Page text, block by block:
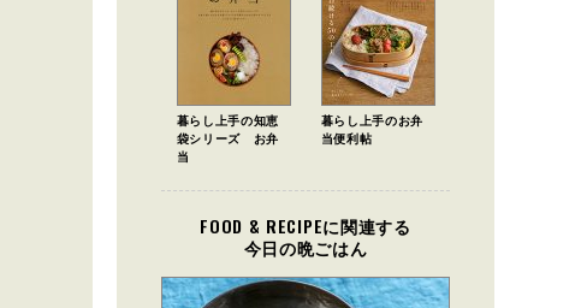
暮らし上手の知恵
袋シリーズ お弁
当
暮らし上手のお弁
当便利帖
FOOD & RECIPEに関連する
今日の晩ごはん